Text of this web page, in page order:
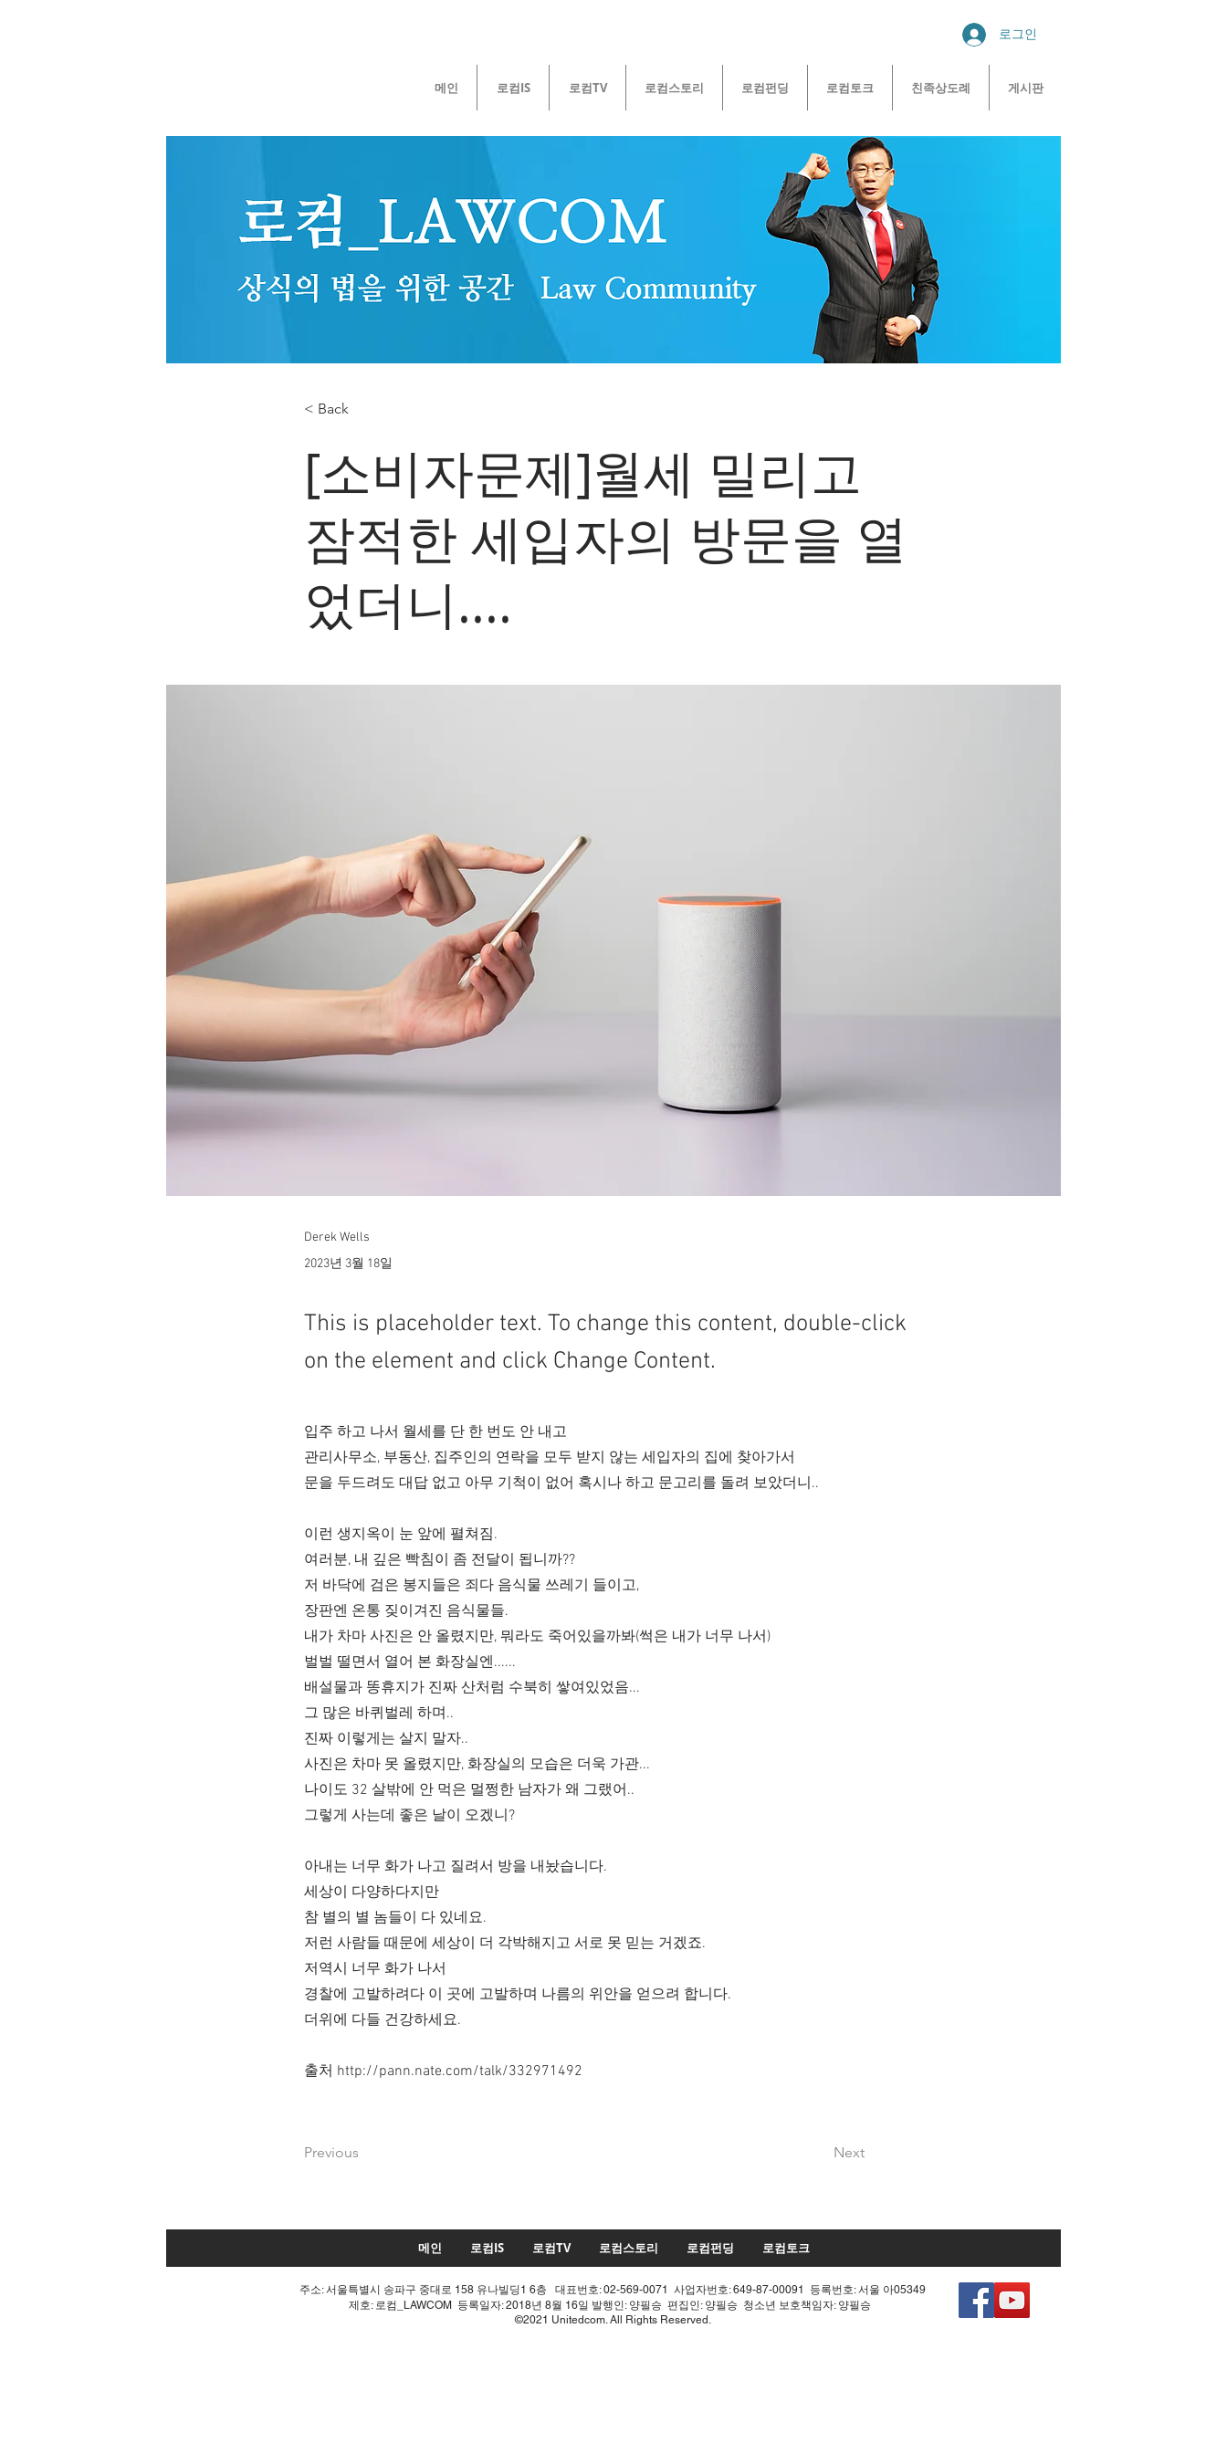
로그인
메인 로컴IS 로컴TV 로컴스토리 로컴펀딩 로컴토크 친족상도례 게시판
< Back
[소비자문제]월세 밀리고
잠적한 세입자의 방문을 열
었더니....
Derek Wells
2023년 3월 18일
This is placeholder text. To change this content, double-click
on the element and click Change Content.
입주 하고 나서 월세를 단 한 번도 안 내고
관리사무소, 부동산, 집주인의 연락을 모두 받지 않는 세입자의 집에 찾아가서
문을 두드려도 대답 없고 아무 기척이 없어 혹시나 하고 문고리를 돌려 보았더니..
이런 생지옥이 눈 앞에 펼쳐짐.
여러분, 내 깊은 빡침이 좀 전달이 됩니까??
저 바닥에 검은 봉지들은 죄다 음식물 쓰레기 들이고,
장판엔 온통 짖이겨진 음식물들.
내가 차마 사진은 안 올렸지만, 뭐라도 죽어있을까봐(썩은 내가 너무 나서)
벌벌 떨면서 열어 본 화장실엔......
배설물과 똥휴지가 진짜 산처럼 수북히 쌓여있었음...
그 많은 바퀴벌레 하며..
진짜 이렇게는 살지 말자..
사진은 차마 못 올렸지만, 화장실의 모습은 더욱 가관...
나이도 32 살밖에 안 먹은 멀쩡한 남자가 왜 그랬어..
그렇게 사는데 좋은 날이 오겠니?
아내는 너무 화가 나고 질려서 방을 내놨습니다.
세상이 다양하다지만
참 별의 별 놈들이 다 있네요.
저런 사람들 때문에 세상이 더 각박해지고 서로 못 믿는 거겠죠.
저역시 너무 화가 나서
경찰에 고발하려다 이 곳에 고발하며 나름의 위안을 얻으려 합니다.
더위에 다들 건강하세요.
출처 http://pann.nate.com/talk/332971492
Previous Next
메인 로컴IS 로컴TV 로컴스토리 로컴펀딩 로컴토크
주소: 서울특별시 송파구 중대로 158 유나빌딩1 6층 대표번호: 02-569-0071 사업자번호: 649-87-00091 등록번호: 서울 아05349
제호: 로컴_LAWCOM 등록일자: 2018년 8월 16일 발행인: 양필승 편집인: 양필승 청소년 보호책임자: 양필승
©2021 Unitedcom. All Rights Reserved.